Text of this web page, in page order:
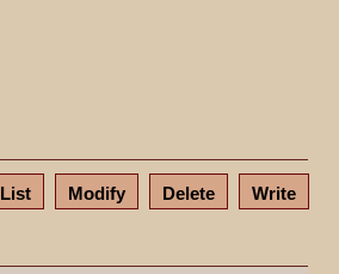
List Modify Delete Write